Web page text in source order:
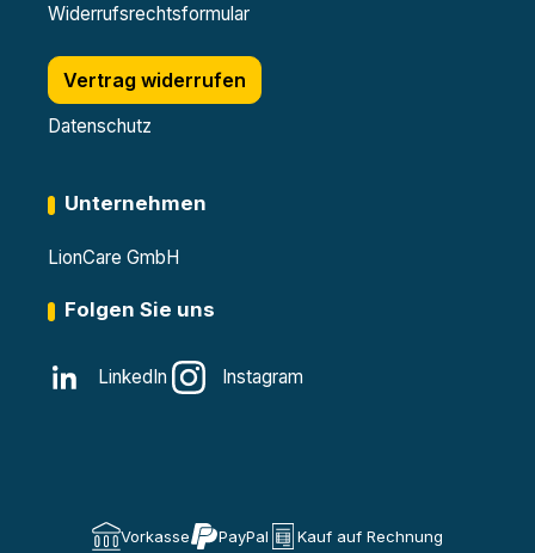
Widerrufsrechtsformular
Vertrag widerrufen
Datenschutz
Unternehmen
LionCare GmbH
Folgen Sie uns
LinkedIn Instagram
Vorkasse PayPal Kauf auf Rechnung